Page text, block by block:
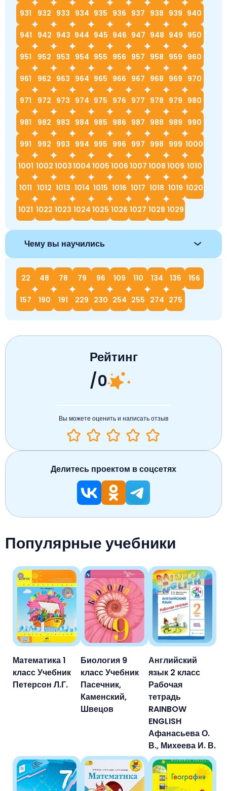
931 932 933 934 935 936 937 938 939 940
941 942 943 944 945 946 947 948 949 950
951 952 953 954 955 956 957 958 959 960
961 962 963 964 965 966 967 968 969 970
971 972 973 974 975 976 977 978 979 980
981 982 983 984 985 986 987 988 989 990
991 992 993 994 995 996 997 998 999 1000
1001 1002 10031004 1005 1006 1007 1008 1009 1010
1011 1012 1013 1014 1015 1016 1017 1018 1019 1020
1021 1022 1023 1024 1025 1026 1027 1028 1029
Чему вы научились
22 48 78 79 96 109 110 134 135 156
157 190 191 229 230 254 255 274 275
Популярные учебники
Математика 1
класс Учебник
Петерсон Л.Г.
Биология 9
класс Учебник
Пасечник,
Каменский,
Швецов
Английский
язык 2 класс
Рабочая
тетрадь
RAINBOW
ENGLISH
Афанасьева О.
В., Михеева И. В.
Рейтинг
/0
Вы можете оценить и написать отзыв
Делитесь проектом в соцсетях